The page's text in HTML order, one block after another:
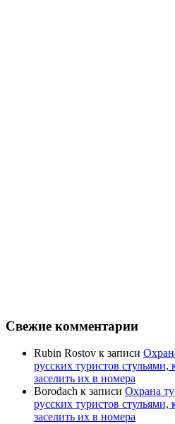
Свежие комментарии
Rubin Rostov к записи
русских туристов стульями,
заселить их в номера
Borodach к записи Охрана
русских туристов стульями,
заселить их в номера